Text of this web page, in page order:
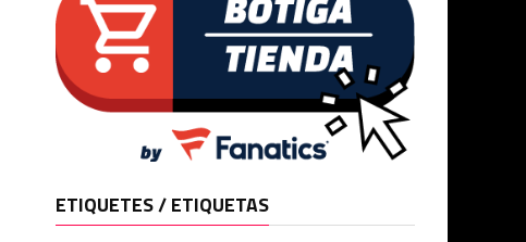
ETIQUETES / ETIQUETAS